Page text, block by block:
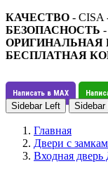
КАЧЕСТВО - CISA
БЕЗОПАСНОСТЬ
ОРИГИНАЛЬНАЯ
БЕСПЛАТНАЯ
Написать в MAX
Sidebar Left Sidebar
Главная
Двери с
Входная